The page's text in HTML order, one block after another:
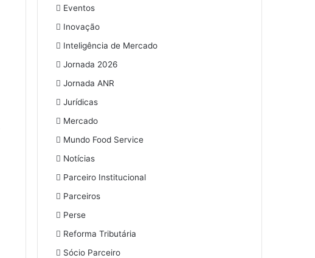
Eventos
Inovação
Inteligência de Mercado
Jornada 2026
Jornada ANR
Jurídicas
Mercado
Mundo Food Service
Notícias
Parceiro Institucional
Parceiros
Perse
Reforma Tributária
Sócio Parceiro